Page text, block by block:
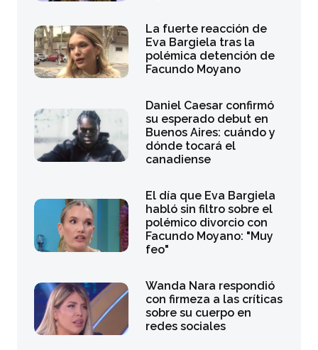
La fuerte reacción de
Eva Bargiela tras la
polémica detención de
Facundo Moyano
Daniel Caesar confirmó
su esperado debut en
Buenos Aires: cuándo y
dónde tocará el
canadiense
El día que Eva Bargiela
habló sin filtro sobre el
polémico divorcio con
Facundo Moyano: "Muy
feo"
Wanda Nara respondió
con firmeza a las críticas
sobre su cuerpo en
redes sociales